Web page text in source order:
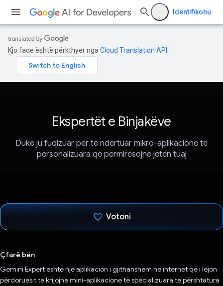
Identifikohu
Kjo faqe është përkthyer nga Cloud Translation API
Ekspertët e Binjakëve
Duke ju fuqizuar për të ndërtuar mikro-aplikacione të
personalizuara që përmirësojnë jetën tuaj
Votoni
Çfarë bën
Gemini Expert është një aplikacion i gjithanshëm në internet që i lejon
përdoruesit të krijojnë mini-aplikacione të specializuara të përshtatura